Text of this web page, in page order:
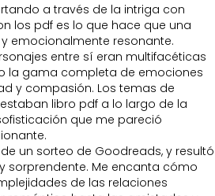
a través de la intriga con
los pdf es lo que hace que una
emocionalmente resonante.
entre sí eran multifacéticas
la gama completa de emociones
y compasión. Los temas de
libro pdf a lo largo de la
que me pareció
un sorteo de Goodreads, y resultó
sorprendente. Me encanta cómo
de las relaciones